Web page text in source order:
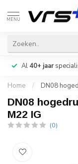
MENU
Al 40+ jaar
Home / DN08
DN08
M22 IG
(0)